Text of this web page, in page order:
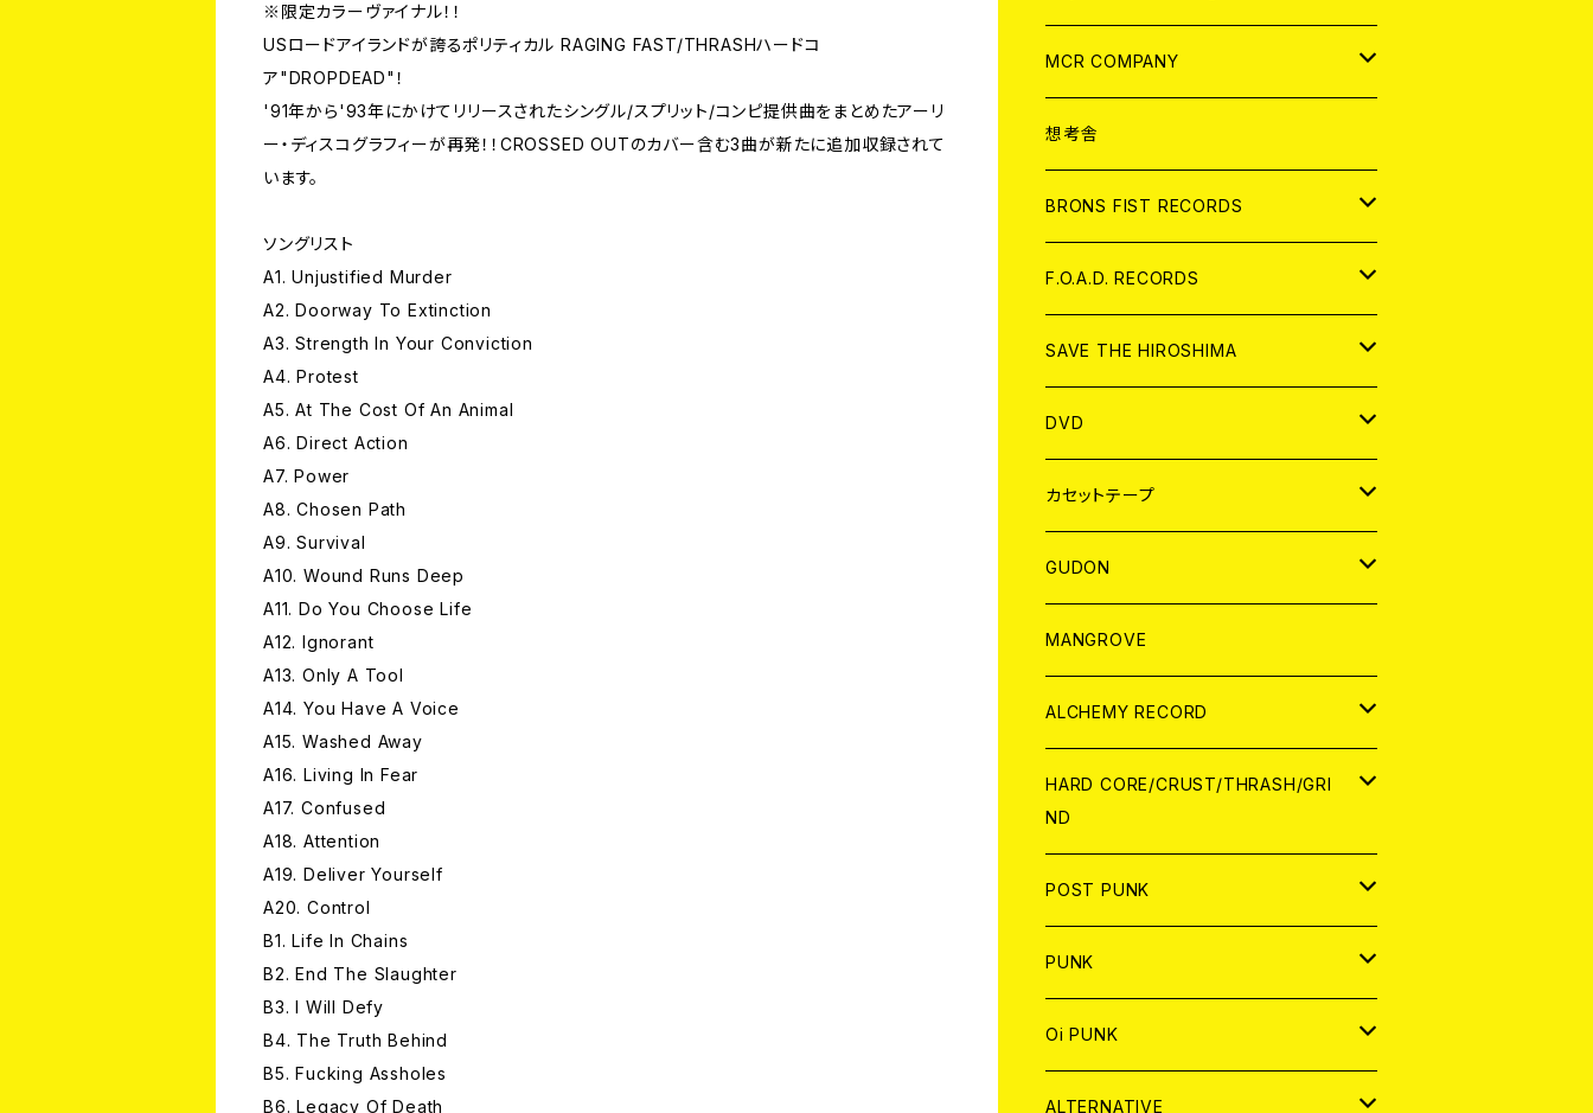
※限定カラーヴァイナル！！
USロードアイランドが誇るポリティカル RAGING FAST/THRASHハードコ
ア"DROPDEAD"！
'91年から'93年にかけてリリースされたシングル/スプリット/コンピ提供曲をまとめたアーリ
ー・ディスコグラフィーが再発！！CROSSED OUTのカバー含む3曲が新たに追加収録されて
います。
ソングリスト
A1. Unjustified Murder
A2. Doorway To Extinction
A3. Strength In Your Conviction
A4. Protest
A5. At The Cost Of An Animal
A6. Direct Action
A7. Power
A8. Chosen Path
A9. Survival
A10. Wound Runs Deep
A11. Do You Choose Life
A12. Ignorant
A13. Only A Tool
A14. You Have A Voice
A15. Washed Away
A16. Living In Fear
A17. Confused
A18. Attention
A19. Deliver Yourself
A20. Control
B1. Life In Chains
B2. End The Slaughter
B3. I Will Defy
B4. The Truth Behind
B5. Fucking Assholes
B6. Legacy Of Death
ANALOG
CD
ANALOG
MCR COMPANY
CD
アパレル
ANALOG
想考舎
BRONS FIST RECORDS
CD
ANALOG
F.O.A.D. RECORDS
CD
ANALOG
SAVE THE HIROSHIMA
アパレル
BADGE
DVD
JAPAN
WORLD
カセットテープ
JAPAN
WORLD
GUDON
アパレル
PATCH
アナログ
DIGITAL CONTENTS
MANGROVE
ALCHEMY RECORD
CD
ANALOG
HARD CORE/CRUST/THRASH/GRI
ND
JAPAN
CD
ANALOG
WORLD
CD
ANALOG
POST PUNK
CD
JAPAN
WORLD
ANALOG
JAPAN
PUNK
JAPAN
CD
WORLD
Oi PUNK
JAPAN
ALTERNATIVE